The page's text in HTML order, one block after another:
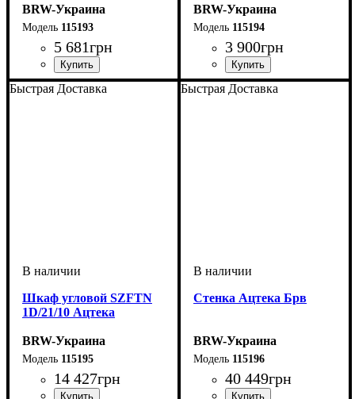
BRW-Украина
115193
5 681грн
ширина, мм: 1100
высота, мм: 750
глубина, мм: 410
BRW-Украина
115194
3 900грн
ширина, мм: 1100
высота, мм: 800
глубина, мм: 1,9
Быстрая Доставка
Шкаф угловой SZFТN
1D/21/10 Ацтека
BRW-Украина
115195
14 427грн
Быстрая Доставка
Стенка Ацтека Брв
BRW-Украина
115196
40 449грн